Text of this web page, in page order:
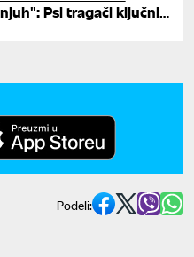
Psi tragači ključni
Podeli: